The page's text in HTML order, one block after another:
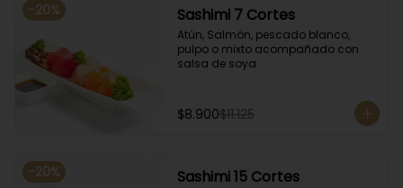
-20% Sashimi 7 Cortes
Atún, Salmón, pescado blanco,
pulpo o mixto acompañado con
salsa de soya.
$8.900$11.125
-20% Sashimi 15 Cortes